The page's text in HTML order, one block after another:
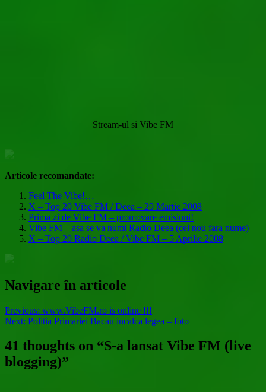
Stream-ul si Vibe FM
Articole recomandate:
Feel The Vibe!…
X – Top 20 Vibe FM / Deea – 29 Martie 2008
Prima zi de Vibe FM – promovare emisiuni!
Vibe FM – asa se va numi Radio Deea (cel nou fara nume)
X – Top 20 Radio Deea / Vibe FM – 5 Aprilie 2008
Navigare în articole
Previous: www.VibeFM.ro is online !!!
Next: Politia Primariei Bacau incalca legea – foto
41 thoughts on “S-a lansat Vibe FM (live
blogging)”